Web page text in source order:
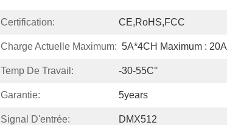
Certification: CE,RoHS,FCC
Charge Actuelle Maximum: 5A*4CH Maximum : 20A
Temp De Travail: -30-55C°
Garantie: 5years
Signal D'entrée: DMX512